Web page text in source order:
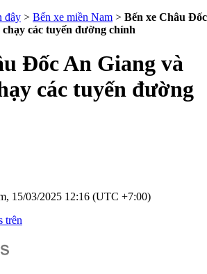
đây > Bến xe miền Nam > Bến xe Châu Đốc
các tuyến đường chính
Đốc An Giang và
các tuyến đường
15/03/2025 12:16 (UTC +7:00)
trên